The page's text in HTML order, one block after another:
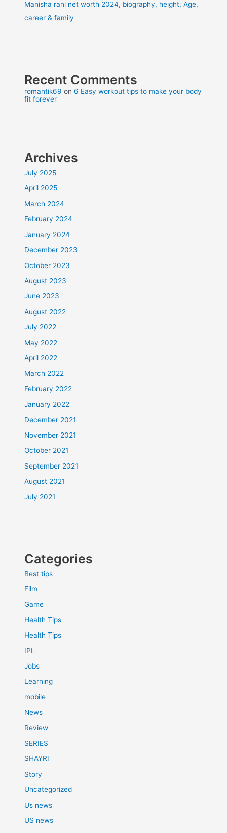
Manisha rani net worth 2024, biography, height, Age,
career & family
Recent Comments
romantik69 on6 Easy workout tips to make your body
fit forever
Archives
July 2025
April 2025
March 2024
February 2024
January 2024
December 2023
October 2023
August 2023
June 2023
August 2022
July 2022
May 2022
April 2022
March 2022
February 2022
January 2022
December 2021
November 2021
October 2021
September 2021
August 2021
July 2021
Categories
Best tips
Film
Game
Health Tips
Health Tips
IPL
Jobs
Learning
mobile
News
Review
SERIES
SHAYRI
Story
Uncategorized
Us news
US news